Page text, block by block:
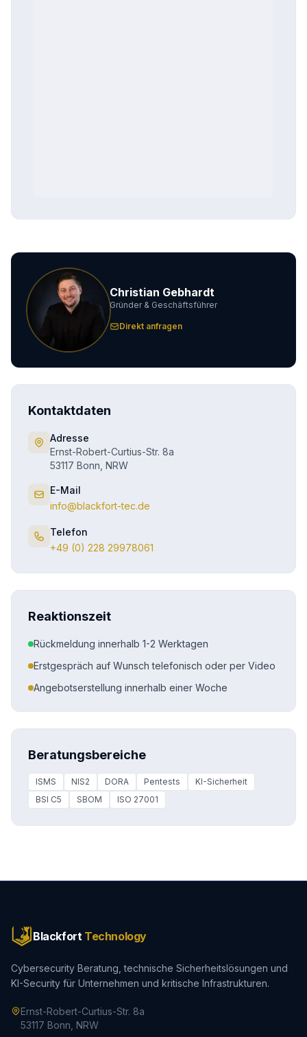
Christian Gebhardt
Gründer & Geschäftsführer
Direkt anfragen
Kontaktdaten
Adresse
Ernst-Robert-Curtius-Str. 8a
53117 Bonn, NRW
E-Mail
info@blackfort-tec.de
Telefon
+49 (0) 228 29978061
Reaktionszeit
Rückmeldung innerhalb 1-2 Werktagen
Erstgespräch auf Wunsch telefonisch oder per Video
Angebotserstellung innerhalb einer Woche
Beratungsbereiche
ISMS NIS2 DORA Pentests
KI-Sicherheit
BSI C5
SBOM ISO 27001
Blackfort Technology
Cybersecurity Beratung, technische Sicherheitslösungen und
KI-Security für Unternehmen und kritische Infrastrukturen.
Ernst-Robert-Curtius-Str. 8a
53117 Bonn, NRW